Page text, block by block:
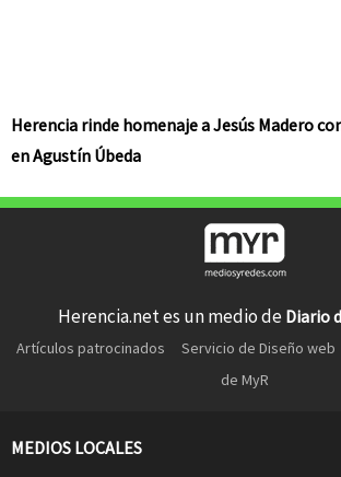
Herencia rinde homenaje a Jesús Madero
en Agustín Úbeda
Herencia.net es un medio de Diario
Artículos patrocinados Servicio de Diseño web
de MyR
MEDIOS LOCALES